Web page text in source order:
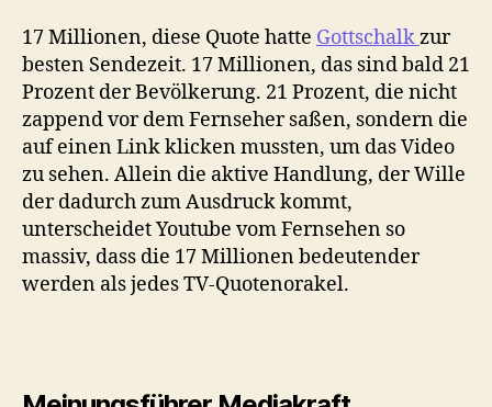
17 Millionen, diese Quote hatte Gottschalkzur
besten Sendezeit. 17 Millionen, das sind bald 21
Prozent der Bevölkerung. 21 Prozent, die nicht
zappend vor dem Fernseher saßen, sondern die
auf einen Link klicken mussten, um das Video
zu sehen. Allein die aktive Handlung, der Wille
der dadurch zum Ausdruck kommt,
unterscheidet Youtube vom Fernsehen so
massiv, dass die 17 Millionen bedeutender
werden als jedes TV-Quotenorakel.